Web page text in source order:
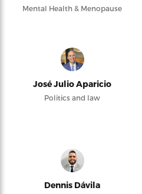
Mental Health & Menopause
José Julio Aparicio
Politics and law
Dennis Dávila